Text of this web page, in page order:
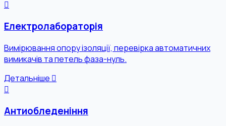
Електролабораторія
Вимірювання опору ізоляції, перевірка автоматичних
вимикачів та петель фаза-нуль.
Детальніше
Антиобледеніння